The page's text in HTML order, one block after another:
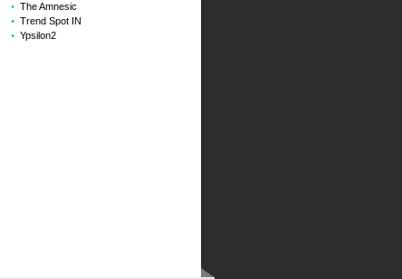
The Amnesic
Trend Spot IN
Ypsilon2